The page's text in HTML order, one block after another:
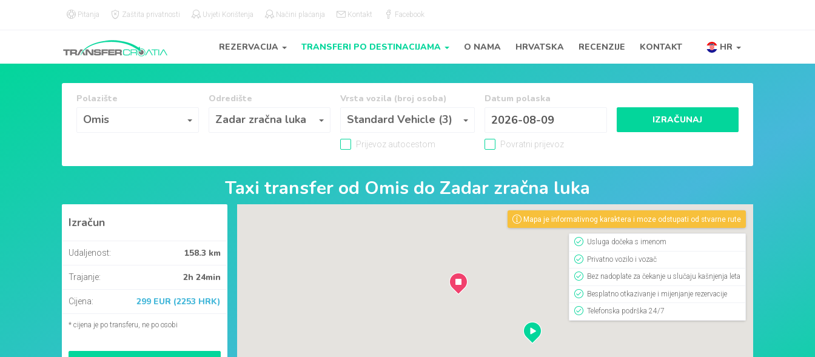
Pitanja Zaštita privatnosti Uvjeti Korištenja Načini plaćanja Kontakt Facebook
HR
REZERVACIJA TRANSFERI PO DESTINACIJAMA O NAMA HRVATSKA RECENZIJE KONTAKT
Polazište
Omis
Polazište
Odredište
Zadar zračna luka
Odredište
Vrsta vozila (broj osoba)
Standard Vehicle (3)
Vrsta vozila (broj osoba)
Prijevoz autocestom
Datum polaska
Povratni prijevoz
IZRAČUNAJ
Taxi transfer od Omis do Zadar zračna luka
Izračun
Udaljenost: 158.3 km
Trajanje: 2h 24min
Cijena: 299 EUR (2253 HRK)
* cijena je po transferu, ne po osobi
Mapa je informativnog karaktera i moze odstupati od stvarne rute
Usluga dočeka s imenom
Privatno vozilo i vozač
Bez nadoplate za čekanje u slučaju kašnjenja leta
Besplatno otkazivanje i mijenjanje rezervacije
Telefonska podrška 24/7